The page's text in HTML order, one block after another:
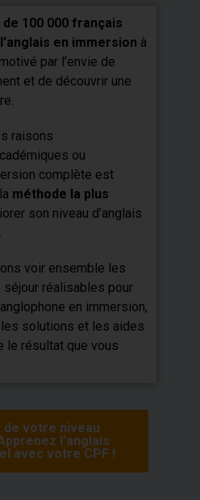
de 100 000 français
en immersion à
par l’envie de
et de découvrir une
raisons
ou
complète est
méthode la plus
son niveau d’anglais
voir ensemble les
réalisables pour
en immersion,
solutions et les aides
le résultat que vous
votre niveau
l’anglais
avec votre CPF !